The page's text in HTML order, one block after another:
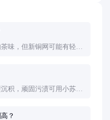
味，但新铜网可能有轻微
积，顽固污渍可用小苏打
？